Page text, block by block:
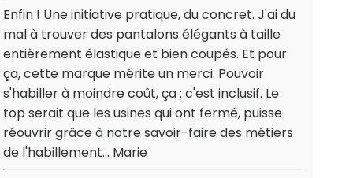
Enfin ! Une initiative pratique, du concret. J'ai du
mal à trouver des pantalons élégants à taille
entièrement élastique et bien coupés. Et pour
ça, cette marque mérite un merci. Pouvoir
s'habiller à moindre coût, ça : c'est inclusif. Le
top serait que les usines qui ont fermé, puisse
réouvrir grâce à notre savoir-faire des métiers
de l'habillement... Marie